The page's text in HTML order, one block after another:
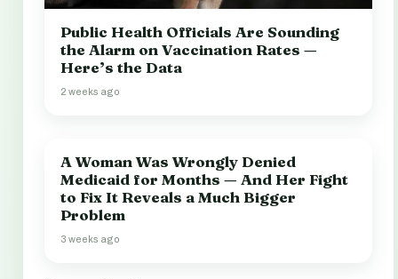
Public Health Officials Are Sounding
the Alarm on Vaccination Rates —
Here’s the Data
2 weeks ago
A Woman Was Wrongly Denied
Medicaid for Months — And Her Fight
to Fix It Reveals a Much Bigger
Problem
3 weeks ago